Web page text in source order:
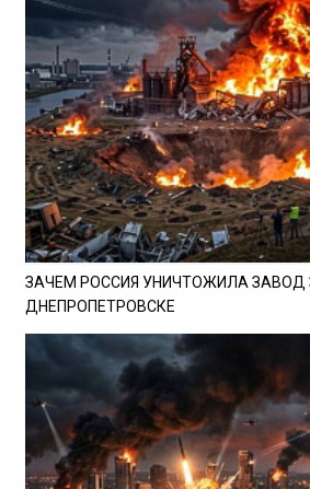
ЗАЧЕМ РОССИЯ УНИЧТОЖИЛА ЗАВОД
ДНЕПРОПЕТРОВСКЕ